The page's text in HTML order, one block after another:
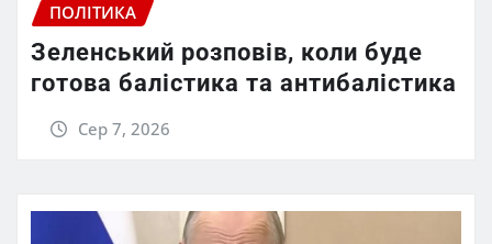
ПОЛІТИКА
Зеленський розповів, коли буде
готова балістика та антибалістика
Сер 7, 2026